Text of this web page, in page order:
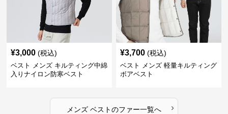
¥3,000 (税込)
ベスト メンズ キルティング中綿
入りナイロン防寒ベスト
¥3,700 (税込)
ベスト メンズ 軽量キルティング
ボアベスト
メンズ ベストのファー一覧へ ›